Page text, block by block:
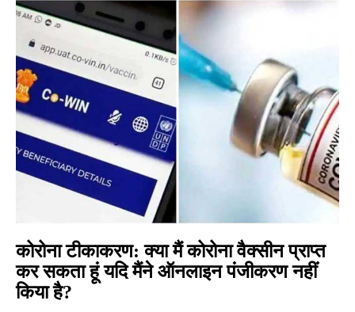
कोरोना टीकाकरण: क्या मैं कोरोना वैक्सीन प्राप्त
कर सकता हूं यदि मैंने ऑनलाइन पंजीकरण नहीं
किया है?